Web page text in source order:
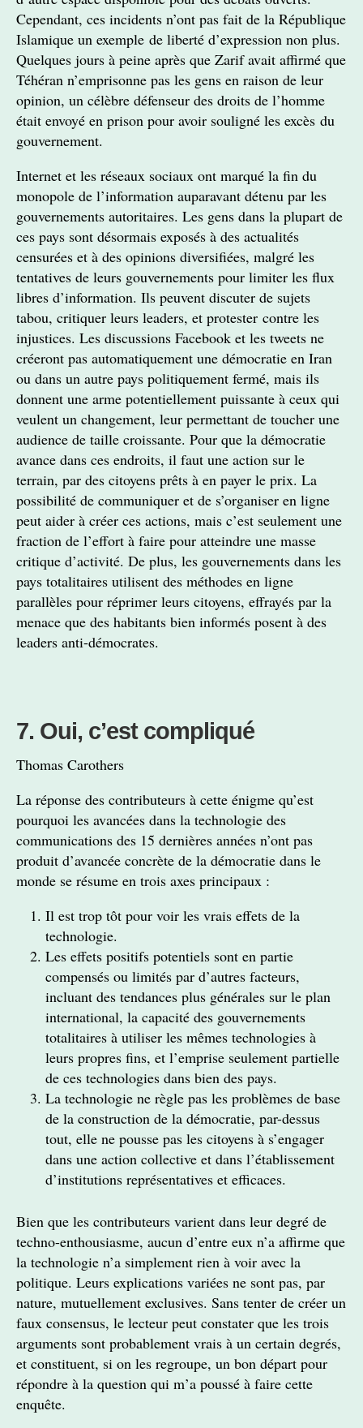
Cependant, ces incidents n’ont pas fait de la République
Islamique un exemple de liberté d’expression non plus.
Quelques jours à peine après que Zarif avait affirmé que
Téhéran n’emprisonne pas les gens en raison de leur
opinion, un célèbre défenseur des droits de l’homme
était envoyé en prison pour avoir souligné les excès du
gouvernement.
Internet et les réseaux sociaux ont marqué la fin du
monopole de l’information auparavant détenu par les
gouvernements autoritaires. Les gens dans la plupart de
ces pays sont désormais exposés à des actualités
censurées et à des opinions diversifiées, malgré les
tentatives de leurs gouvernements pour limiter les flux
libres d’information. Ils peuvent discuter de sujets
tabou, critiquer leurs leaders, et protester contre les
injustices. Les discussions Facebook et les tweets ne
créeront pas automatiquement une démocratie en Iran
ou dans un autre pays politiquement fermé, mais ils
donnent une arme potentiellement puissante à ceux qui
veulent un changement, leur permettant de toucher une
audience de taille croissante. Pour que la démocratie
avance dans ces endroits, il faut une action sur le
terrain, par des citoyens prêts à en payer le prix. La
possibilité de communiquer et de s’organiser en ligne
peut aider à créer ces actions, mais c’est seulement une
fraction de l’effort à faire pour atteindre une masse
critique d’activité. De plus, les gouvernements dans les
pays totalitaires utilisent des méthodes en ligne
parallèles pour réprimer leurs citoyens, effrayés par la
menace que des habitants bien informés posent à des
leaders anti-démocrates.
7. Oui, c’est compliqué
Thomas Carothers
La réponse des contributeurs à cette énigme qu’est
pourquoi les avancées dans la technologie des
communications des 15 dernières années n’ont pas
produit d’avancée concrète de la démocratie dans le
monde se résume en trois axes principaux :
Il est trop tôt pour voir les vrais effets de la
technologie.
Les effets positifs potentiels sont en partie
compensés ou limités par d’autres facteurs,
incluant des tendances plus générales sur le plan
international, la capacité des gouvernements
totalitaires à utiliser les mêmes technologies à
leurs propres fins, et l’emprise seulement partielle
de ces technologies dans bien des pays.
La technologie ne règle pas les problèmes de base
de la construction de la démocratie, par-dessus
tout, elle ne pousse pas les citoyens à s’engager
dans une action collective et dans l’établissement
d’institutions représentatives et efficaces.
Bien que les contributeurs varient dans leur degré de
techno-enthousiasme, aucun d’entre eux n’a affirme que
la technologie n’a simplement rien à voir avec la
politique. Leurs explications variées ne sont pas, par
nature, mutuellement exclusives. Sans tenter de créer un
faux consensus, le lecteur peut constater que les trois
arguments sont probablement vrais à un certain degrés,
et constituent, si on les regroupe, un bon départ pour
répondre à la question qui m’a poussé à faire cette
enquête.